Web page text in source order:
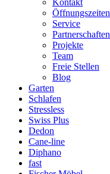
Kontakt
Öffnungszeiten
Service
Partnerschaften
Projekte
Team
Freie Stellen
Blog
Garten
Schlafen
Stressless
Swiss Plus
Dedon
Cane-line
Diphano
fast